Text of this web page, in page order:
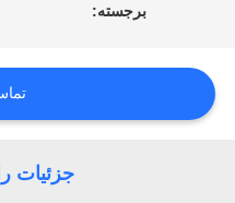
درخواست
نقل
برجسته:
جزئیات